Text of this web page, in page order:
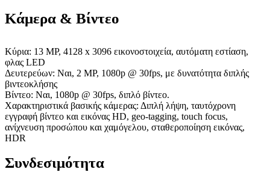
Κάμερα & Βίντεο
Κύρια: 13 MP, 4128 x 3096 εικονοστοιχεία, αυτόματη εστίαση,
φλας LED
Δευτερεύων: Ναι, 2 MP, 1080p @ 30fps, με δυνατότητα διπλής
βιντεοκλήσης
Βίντεο: Ναι, 1080p @ 30fps, διπλό βίντεο.
Χαρακτηριστικά βασικής κάμερας: Διπλή λήψη, ταυτόχρονη
εγγραφή βίντεο και εικόνας HD, geo-tagging, touch focus,
ανίχνευση προσώπου και χαμόγελου, σταθεροποίηση εικόνας,
HDR
Συνδεσιμότητα